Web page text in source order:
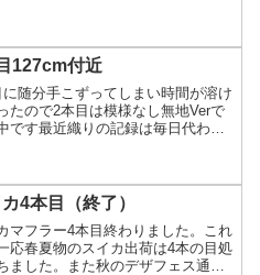
日かかることも有り、1本×日数く
代わり映えな...
127cm付近
に随分手こずってしまい時間が溶け
たので2本目は模様なし無地Verで
です最近織りの記録は毎日代わり
る時用のガイド糸なので水通し時
て、販売時...
4本目（終了）
マフラー4本目終わりました。これ
応春夏物のスイカ出荷は4本の目処
ました。また秋のデザフェス通っ